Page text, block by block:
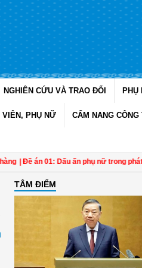
NGHIÊN CỨU VÀ TRAO ĐỔI PHỤ
VIÊN, PHỤ NỮ CẨM NANG CÔNG
| Đề án 01: Dấu ấn phụ nữ trong phát
TÂM ĐIỂM